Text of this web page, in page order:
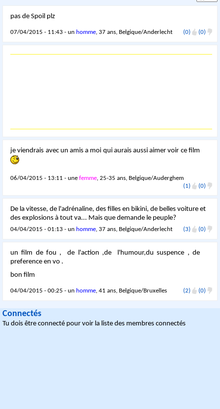
pas de Spoil plz
07/04/2015 - 11:43 - un homme, 37 ans, Belgique/Anderlecht (0) (0)
je viendrais avec un amis a moi qui aurais aussi aimer voir ce film
06/04/2015 - 13:11 - unefemme, 25-35 ans, Belgique/Auderghem
(1)
(0)
De la vitesse, de l'adrénaline, des filles en bikini, de belles voiture et
des explosions à tout va... Mais que demande le peuple?
04/04/2015 - 01:13 - un homme, 37 ans, Belgique/Anderlecht (3) (0)
un film de fou , de l'action ,de l'humour,du suspence , de
preference en vo .
bon film
04/04/2015 - 00:25 - un homme, 41 ans, Belgique/Bruxelles (2) (0)
Connectés
Tu dois être connecté pour voir la liste des membres connectés